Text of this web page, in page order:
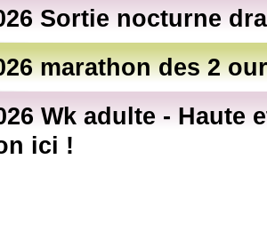
Sortie nocturne
marathon des 2
Wk adulte - Haute
ici !